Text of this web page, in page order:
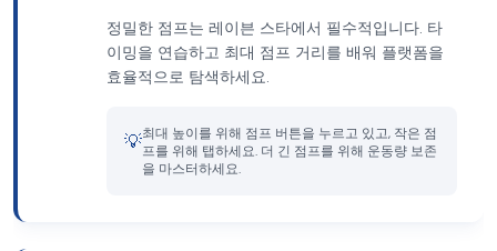
정밀한 점프는 레이븐 스타에서 필수적입니다. 타
이밍을 연습하고 최대 점프 거리를 배워 플랫폼을
효율적으로 탐색하세요.
💡최대 높이를 위해 점프 버튼을 누르고 있고, 작은 점
프를 위해 탭하세요. 더 긴 점프를 위해 운동량 보존
을 마스터하세요.